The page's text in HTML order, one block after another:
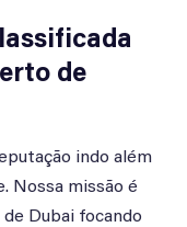
de
indo além
Nossa missão é
Dubai focando